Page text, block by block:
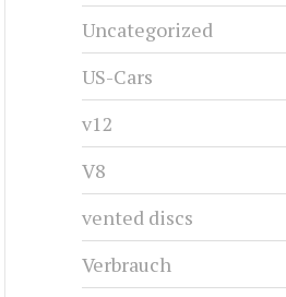
Uncategorized
US-Cars
v12
V8
vented discs
Verbrauch